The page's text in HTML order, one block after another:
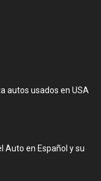
autos usados en USA
Auto en Español y su